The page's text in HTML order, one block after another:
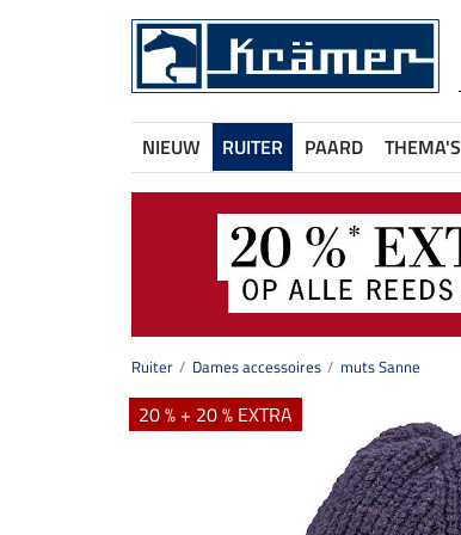
NIEUW RUITER PAARD THEMA'S
Ruiter Dames accessoires muts Sanne
20 % + 20 % EXTRA